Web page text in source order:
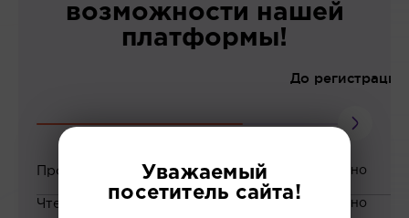
возможности нашей
платформы!
До регистрации
Просмотр вебинаров
Чтение статей
Уважаемый
посетитель сайта!